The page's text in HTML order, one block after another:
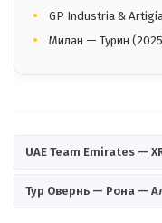
GP Industria &
Милан — Турин
UAE Team Emirates —
Тур Овернь — Рона —